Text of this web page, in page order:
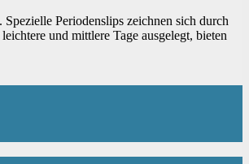
Periodenslips zeichnen sich durch
und mittlere Tage ausgelegt, bieten